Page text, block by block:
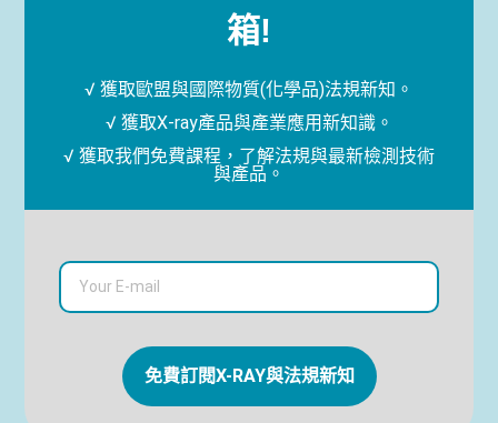
箱!
√ 獲取歐盟與國際物質(化學品)法規新知。
√ 獲取X-ray產品與產業應用新知識。
√ 獲取我們免費課程，了解法規與最新檢測技術
與產品。
免費訂閱X-RAY與法規新知